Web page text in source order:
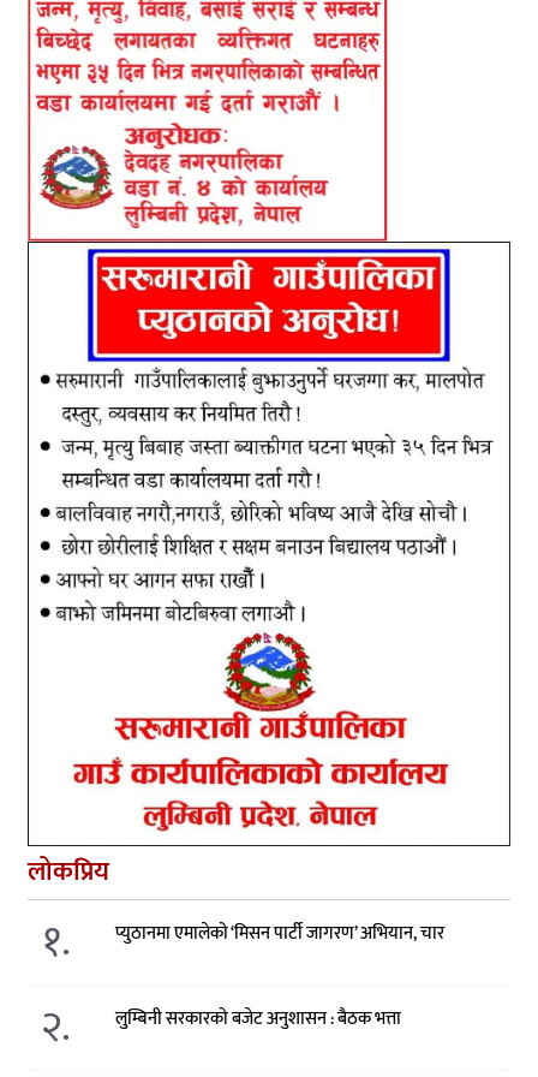
लोकप्रिय
१. प्युठानमा एमालेको ‘मिसन पार्टी जागरण’ अभियान, चार
२. लुम्बिनी सरकारको बजेट अनुशासन : बैठक भत्ता